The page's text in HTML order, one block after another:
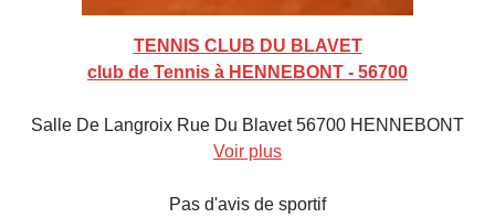
TENNIS CLUB DU BLAVET
club de Tennis à HENNEBONT - 56700
Salle De Langroix Rue Du Blavet 56700 HENNEBONT
Voir plus
Pas d'avis de sportif